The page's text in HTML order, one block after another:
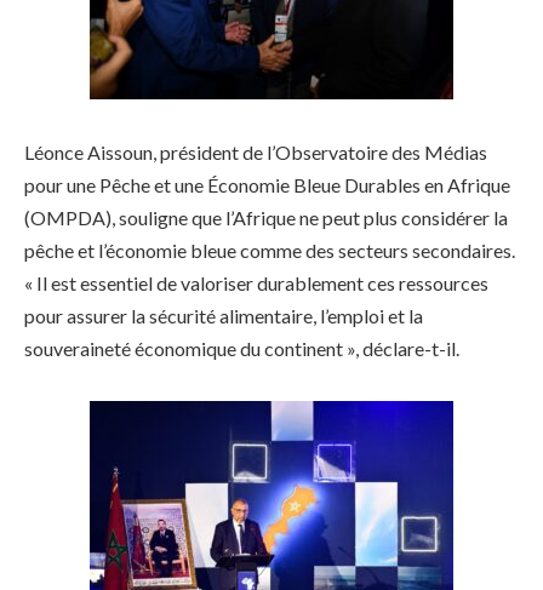
Léonce Aissoun, président de l’Observatoire des Médias
pour une Pêche et une Économie Bleue Durables en Afrique
(OMPDA), souligne que l’Afrique ne peut plus considérer la
pêche et l’économie bleue comme des secteurs secondaires.
« Il est essentiel de valoriser durablement ces ressources
pour assurer la sécurité alimentaire, l’emploi et la
souveraineté économique du continent », déclare-t-il.